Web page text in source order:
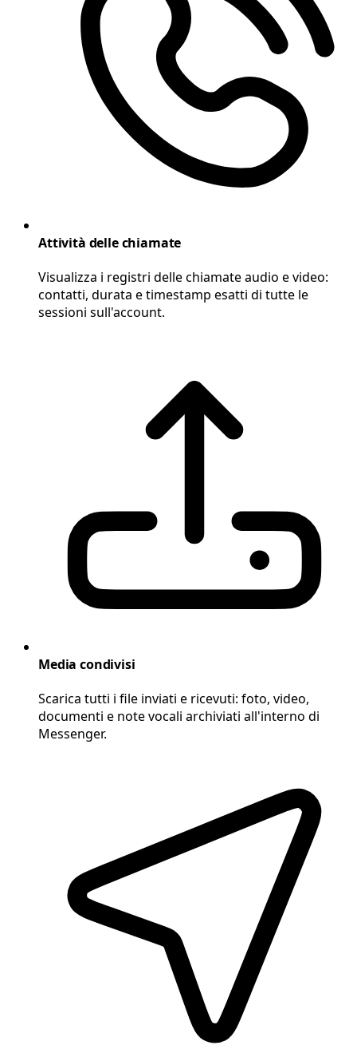
Attività delle chiamate
Visualizza i registri delle chiamate audio e video:
contatti, durata e timestamp esatti di tutte le
sessioni sull'account.
Media condivisi
Scarica tutti i file inviati e ricevuti: foto, video,
documenti e note vocali archiviati all'interno di
Messenger.